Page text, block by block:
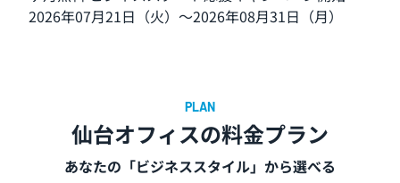
仙台オフィスの料金プラン
あなたの「ビジネススタイル」から選べる